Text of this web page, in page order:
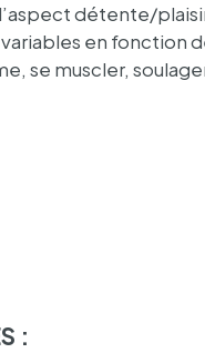
détente/
en fonc­tion
se muscler,
: